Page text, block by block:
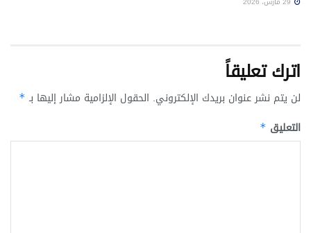
اترك تعليقاً
لن يتم نشر عنوان بريدك الإلكتروني. الحقول الإلزامية مشار إليها بـ *
التعليق *